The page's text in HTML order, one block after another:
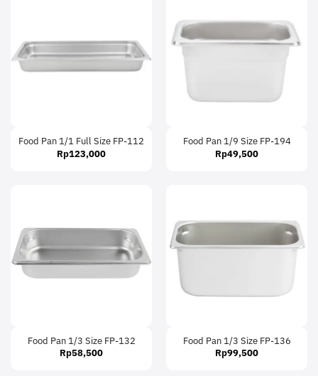
Food Pan 1/1 Full Size FP-112
Rp123,000
Food Pan 1/9 Size FP-194
Rp49,500
Food Pan 1/3 Size FP-132
Rp58,500
Food Pan 1/3 Size FP-136
Rp99,500